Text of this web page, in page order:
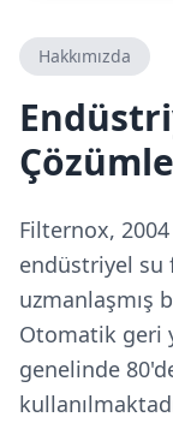
Hakkımızda
Filternox,
endüstriyel su
uzmanlaşmış
Otomatik geri
genelinde